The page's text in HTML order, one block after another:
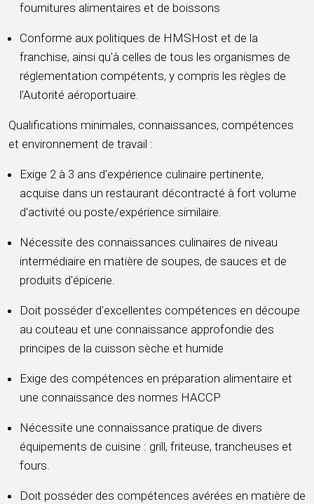
fournitures alimentaires et de boissons
Conforme aux politiques de HMSHost et de la
franchise, ainsi qu'à celles de tous les organismes de
réglementation compétents, y compris les règles de
l'Autorité aéroportuaire.
Qualifications minimales, connaissances, compétences
et environnement de travail :
Exige 2 à 3 ans d'expérience culinaire pertinente,
acquise dans un restaurant décontracté à fort volume
d'activité ou poste/expérience similaire.
Nécessite des connaissances culinaires de niveau
intermédiaire en matière de soupes, de sauces et de
produits d'épicerie.
Doit posséder d'excellentes compétences en découpe
au couteau et une connaissance approfondie des
principes de la cuisson sèche et humide
Exige des compétences en préparation alimentaire et
une connaissance des normes HACCP
Nécessite une connaissance pratique de divers
équipements de cuisine : grill, friteuse, trancheuses et
fours.
Doit posséder des compétences avérées en matière de